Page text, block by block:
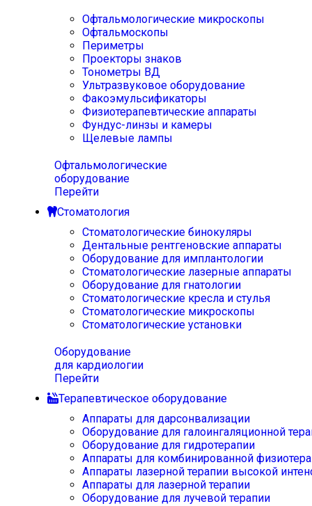
Офтальмологические микроскопы
Офтальмоскопы
Периметры
Проекторы знаков
Тонометры ВД
Ультразвуковое оборудование
Факоэмульсификаторы
Физиотерапевтические аппараты
Фундус-линзы и камеры
Щелевые лампы
Офтальмологические
оборудование
Перейти
Стоматология
Стоматологические бинокуляры
Дентальные рентгеновские аппараты
Оборудование для имплантологии
Стоматологические лазерные аппараты
Оборудование для гнатологии
Стоматологические кресла и стулья
Стоматологические микроскопы
Стоматологические установки
Оборудование
для кардиологии
Перейти
Терапевтическое оборудование
Аппараты для дарсонвализации
Оборудование для галоингаляционной
Оборудование для гидротерапии
Аппараты для комбинированной
Аппараты лазерной терапии высокой
Аппараты для лазерной терапии
Оборудование для лучевой терапии